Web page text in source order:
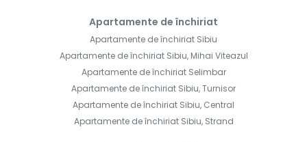
Apartamente de închiriat
Apartamente de închiriat Sibiu
Apartamente de închiriat Sibiu, Mihai Viteazul
Apartamente de închiriat Selimbar
Apartamente de închiriat Sibiu, Turnisor
Apartamente de închiriat Sibiu, Central
Apartamente de închiriat Sibiu, Strand